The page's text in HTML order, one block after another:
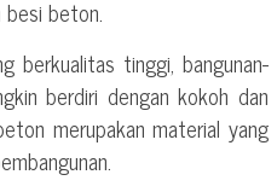
beton.
berkualitas tinggi, bangunan-
berdiri dengan kokoh dan
merupakan material yang